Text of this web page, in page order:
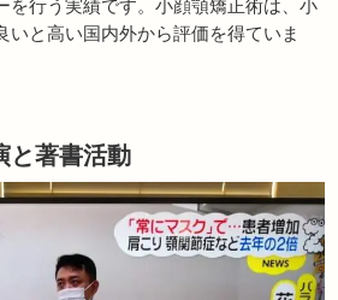
を行う実績です。小顔顎矯正術は、小
いと高い国内外から評価を得ていま
と著書活動